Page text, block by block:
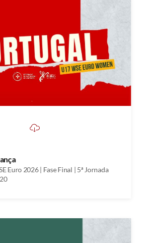
Euro 2026 | Fase Final | 5ª Jornada